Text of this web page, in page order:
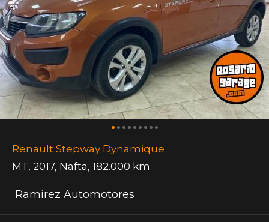
Renault Stepway Dynamique
MT, 2017, Nafta, 182.000 km.
Ramirez Automotores